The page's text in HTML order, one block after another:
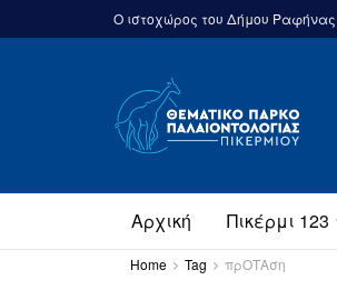
Ο ιστοχώρος του Δήμου Ραφήνας
Αρχική Πικέρμι 123
Home Tag πρΟΤΑση